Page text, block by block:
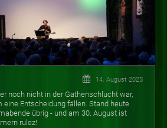
14. August 2025
noch nicht in der Gathenschlucht war,
Entscheidung fällen. Stand heute
übrig - und am 30. August ist
rulez!